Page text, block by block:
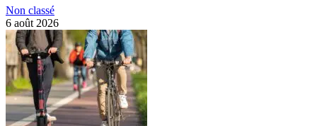
Non classé
6 août 2026